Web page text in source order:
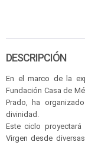
DESCRIPCIÓN
En el marco de la
Fundación Casa de
Prado, ha
divinidad.
Este ciclo
Virgen desde